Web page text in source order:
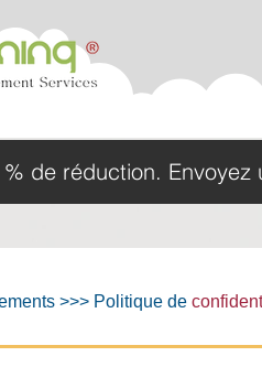
de réduction.
>>> Politique de